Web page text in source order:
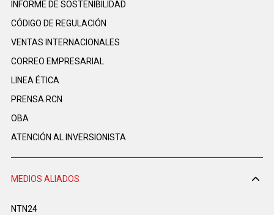
INFORME DE SOSTENIBILIDAD
CÓDIGO DE REGULACIÓN
VENTAS INTERNACIONALES
CORREO EMPRESARIAL
LINEA ÉTICA
PRENSA RCN
OBA
ATENCIÓN AL INVERSIONISTA
MEDIOS ALIADOS
NTN24